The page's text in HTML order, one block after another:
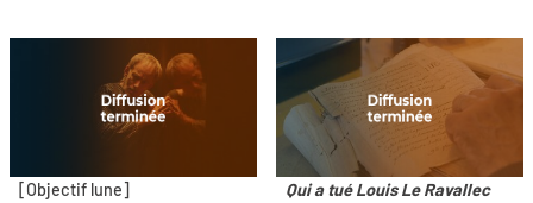
[Objectif lune]
Qui a tué Louis Le Ravallec